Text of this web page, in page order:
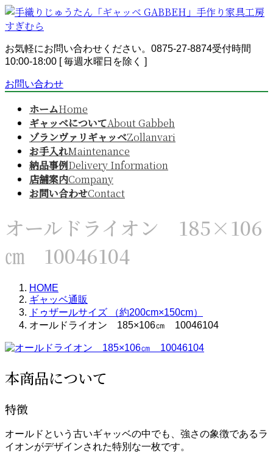
コ
ン
ン
ツ
ス
ナ
ビ
ー
シ
ン
お気軽にお問い合わせください。 0875-27-8874受付時間
10:00-18:00 [ 毎週水曜日を除く ]
お問い合わせ
ホームHome
ギャッベについてAbout Gabbeh
ゾランヴァリギャッベZollanvari
お手入れMaintenance
納品事例Delivery Information
店舗案内Company
お問い合わせContact
オールドライオン 185×106
㎝ 10046104
HOME
ギャッベ通販
ドゥザールサイズ （約200cm×150cm）
オールドライオン 185×106㎝ 10046104
本商品について
特徴
オールドという古いギャッベの中でも、強さの象徴であるラ
イオンがデザインされた特別な一枚です。